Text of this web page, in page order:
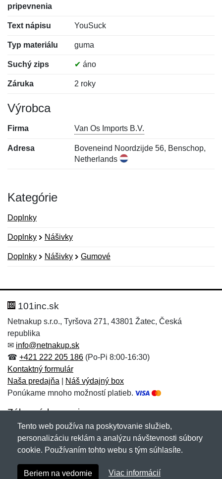
pripevnenia
Text nápisu YouSuck
Typ materiálu guma
Suchý zips ✔ áno
Záruka 2 roky
Výrobca
Firma Van Os Imports B.V.
Adresa
Boveneind Noordzijde 56, Benschop,
Netherlands
Kategórie
Doplnky
Doplnky Nášivky
Doplnky Nášivky Gumové
Hodnotenie:
Meno:*
E-mail:
Správa*
Meno:
E-mail:*
Správa*
101inc.sk
Netnakup s.r.o., Tyršova 271, 43801 Žatec, Česká
republika
✉ info@netnakup.sk
☎ +421 222 205 186 (Po-Pi 8:00-16:30)
Kontaktný formulár
Naša predajňa
Náš výdajný box
Ponúkame mnoho možností platieb.
Zákaznícky servis
Novinky emailom
Copyright © 2007-2026 (19 rokov s vami)Netnakup.sk
Tento web používa na poskytovanie služieb,
personalizáciu reklám a analýzu návštevnosti súbory
cookie. Používaním tohto webu s tým súhlasíte.
Beriem na vedomie Viac informácií